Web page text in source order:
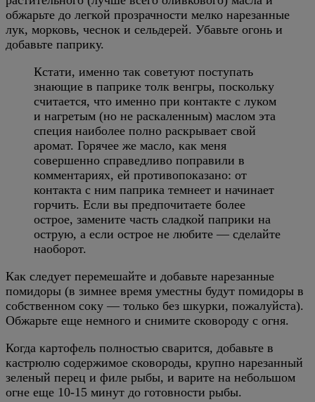
обжарьте до легкой прозрачности мелко нарезанные
лук, морковь, чеснок и сельдерей. Убавьте огонь и
добавьте паприку.
Кстати, именно так советуют поступать
знающие в паприке толк венгры, поскольку
считается, что именно при контакте с луком
и нагретым (но не раскаленным) маслом эта
специя наиболее полно раскрывает свой
аромат. Горячее же масло, как меня
совершенно справедливо поправили в
комментариях, ей противопоказано: от
контакта с ним паприка темнеет и начинает
горчить. Если вы предпочитаете более
острое, замените часть сладкой паприки на
острую, а если острое не любите — сделайте
наоборот.
Как следует перемешайте и добавьте нарезанные
помидоры (в зимнее время уместны будут помидоры в
собственном соку — только без шкурки, пожалуйста).
Обжарьте еще немного и снимите сковороду с огня.
Когда картофель полностью сварится, добавьте в
кастрюлю содержимое сковороды, крупно нарезанный
зеленый перец и филе рыбы, и варите на небольшом
огне еще 10-15 минут до готовности рыбы.